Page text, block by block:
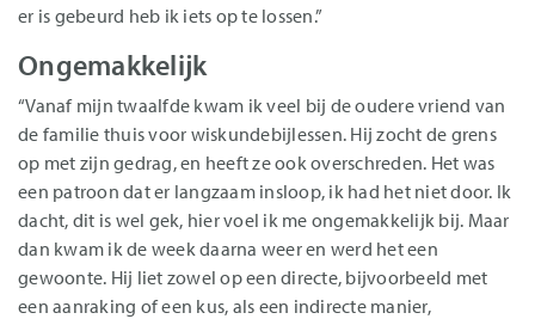
er is gebeurd heb ik iets op te lossen.”
Ongemakkelijk
“Vanaf mijn twaalfde kwam ik veel bij de oudere vriend van
de familie thuis voor wiskundebijlessen. Hij zocht de grens
op met zijn gedrag, en heeft ze ook overschreden. Het was
een patroon dat er langzaam insloop, ik had het niet door. Ik
dacht, dit is wel gek, hier voel ik me ongemakkelijk bij. Maar
dan kwam ik de week daarna weer en werd het een
gewoonte. Hij liet zowel op een directe, bijvoorbeeld met
een aanraking of een kus, als een indirecte manier,